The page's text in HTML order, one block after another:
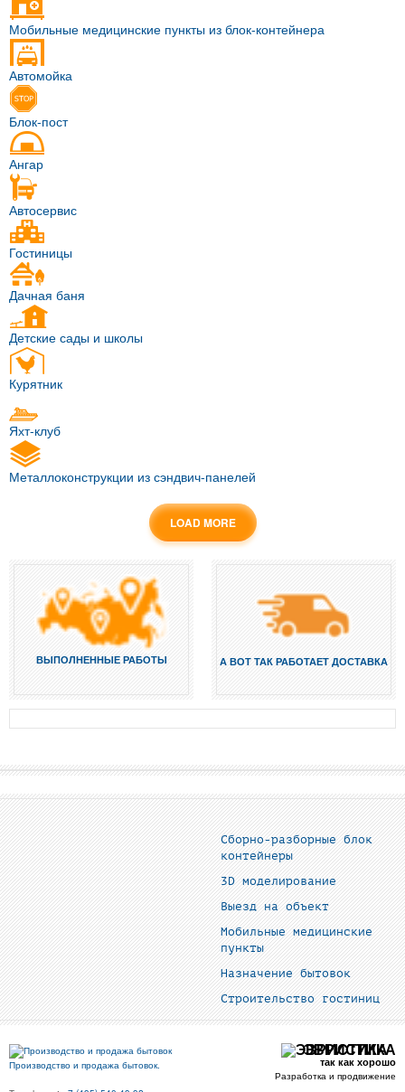
Мобильные медицинские пункты из блок-контейнера
Автомойка
Блок-пост
Ангар
Автосервис
Гостиницы
Дачная баня
Детские сады и школы
Курятник
Яхт-клуб
Металлоконструкции из сэндвич-панелей
LOAD MORE
ВЫПОЛНЕННЫЕ РАБОТЫ А ВОТ ТАК РАБОТАЕТ ДОСТАВКА
Сборно-разборные блок
контейнеры
3D моделирование
Выезд на объект
Мобильные медицинские
пункты
Назначение бытовок
Строительство гостиниц
Производство и продажа бытовок.
ЭВРИСТИКА
так как хорошо
Разработка и продвижение